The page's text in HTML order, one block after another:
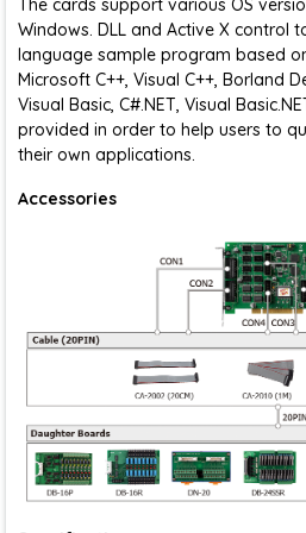
The cards support various OS
Windows. DLL and Active X control
language sample program based
Microsoft C++, Visual C++, Borland
Visual Basic, C#.NET, Visual
provided in order to help users to
their own applications.
Accessories